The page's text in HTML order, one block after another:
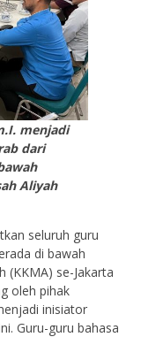
menjadi
dari
Aliyah
seluruh guru
di bawah
(KKMA) se-Jakarta
oleh pihak
inisiator
Guru-guru bahasa